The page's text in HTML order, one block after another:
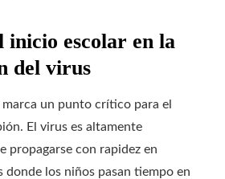
inicio escolar en la
del virus
marca un punto crítico para el
El virus es altamente
propagarse con rapidez en
donde los niños pasan tiempo en